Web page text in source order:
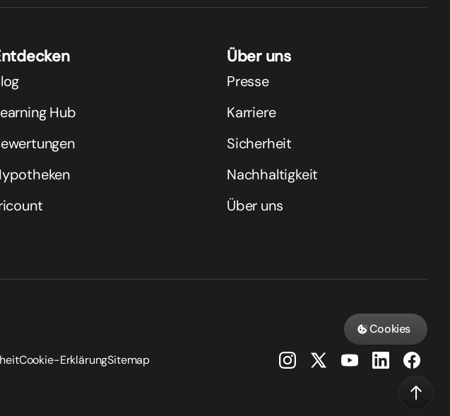
Hub
Über uns
Presse
Karriere
Sicherheit
Nachhaltigkeit
Über uns
Cookies
Cookie-ErklärungSitemap